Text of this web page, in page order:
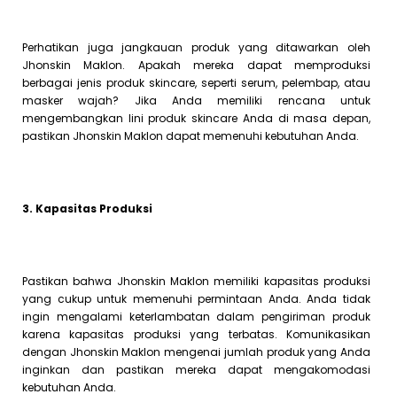
Perhatikan juga jangkauan produk yang ditawarkan oleh
Jhonskin Maklon. Apakah mereka dapat memproduksi
berbagai jenis produk skincare, seperti serum, pelembap, atau
masker wajah? Jika Anda memiliki rencana untuk
mengembangkan lini produk skincare Anda di masa depan,
pastikan Jhonskin Maklon dapat memenuhi kebutuhan Anda.
3. Kapasitas Produksi
Pastikan bahwa Jhonskin Maklon memiliki kapasitas produksi
yang cukup untuk memenuhi permintaan Anda. Anda tidak
ingin mengalami keterlambatan dalam pengiriman produk
karena kapasitas produksi yang terbatas. Komunikasikan
dengan Jhonskin Maklon mengenai jumlah produk yang Anda
inginkan dan pastikan mereka dapat mengakomodasi
kebutuhan Anda.